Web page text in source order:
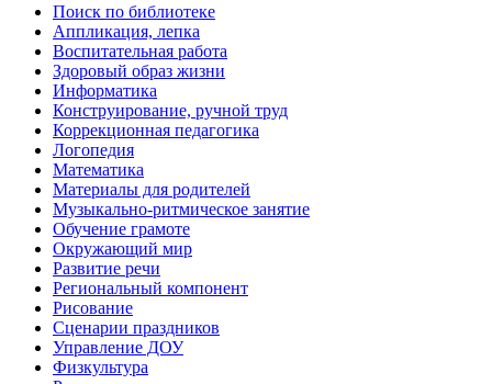
Поиск по библиотеке
Аппликация, лепка
Воспитательная работа
Здоровый образ жизни
Информатика
Конструирование, ручной труд
Коррекционная педагогика
Логопедия
Математика
Материалы для родителей
Музыкально-ритмическое занятие
Обучение грамоте
Окружающий мир
Развитие речи
Региональный компонент
Рисование
Сценарии праздников
Управление ДОУ
Физкультура